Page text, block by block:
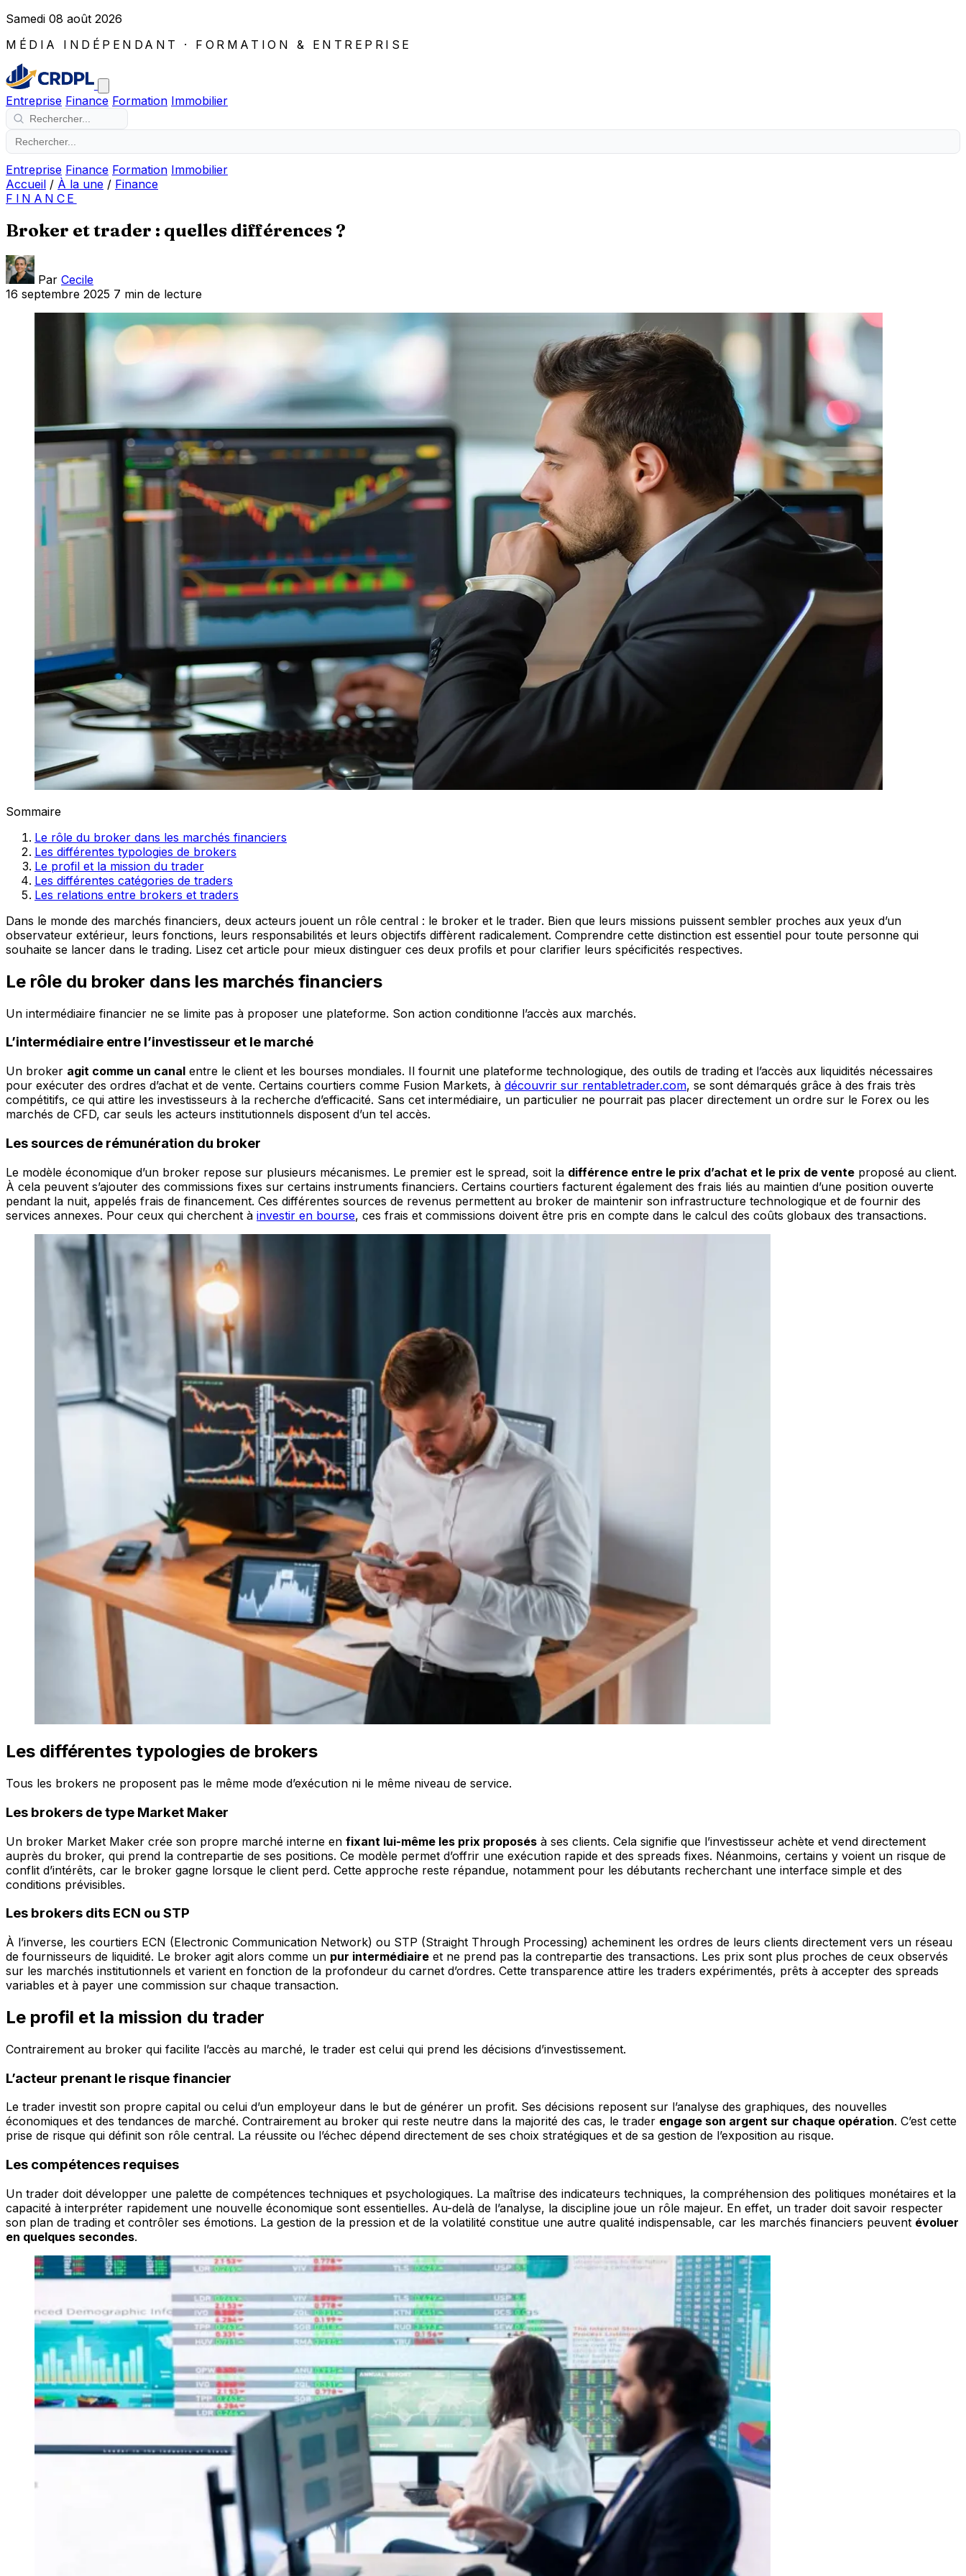
Samedi 08 août 2026
MÉDIA INDÉPENDANT · FORMATION & ENTREPRISE
Entreprise Finance Formation Immobilier
Entreprise Finance Formation Immobilier
Accueil / À la une / Finance
FINANCE
Broker et trader : quelles différences ?
Par Cecile
16 septembre 2025 7 min de lecture
Sommaire
Le rôle du broker dans les marchés financiers
Les différentes typologies de brokers
Le profil et la mission du trader
Les différentes catégories de traders
Les relations entre brokers et traders
Dans le monde des marchés financiers, deux acteurs jouent un rôle central : le broker et le trader. Bien que leurs missions puissent sembler proches aux yeux d’un
observateur extérieur, leurs fonctions, leurs responsabilités et leurs objectifs diffèrent radicalement. Comprendre cette distinction est essentiel pour toute personne qui
souhaite se lancer dans le trading. Lisez cet article pour mieux distinguer ces deux profils et pour clarifier leurs spécificités respectives.
Le rôle du broker dans les marchés financiers
Un intermédiaire financier ne se limite pas à proposer une plateforme. Son action conditionne l’accès aux marchés.
L’intermédiaire entre l’investisseur et le marché
Un broker agit comme un canal entre le client et les bourses mondiales. Il fournit une plateforme technologique, des outils de trading et l’accès aux liquidités nécessaires
pour exécuter des ordres d’achat et de vente. Certains courtiers comme Fusion Markets, à découvrir sur rentabletrader.com, se sont démarqués grâce à des frais très
compétitifs, ce qui attire les investisseurs à la recherche d’efficacité. Sans cet intermédiaire, un particulier ne pourrait pas placer directement un ordre sur le Forex ou les
marchés de CFD, car seuls les acteurs institutionnels disposent d’un tel accès.
Les sources de rémunération du broker
Le modèle économique d’un broker repose sur plusieurs mécanismes. Le premier est le spread, soit la différence entre le prix d’achat et le prix de vente proposé au client.
À cela peuvent s’ajouter des commissions fixes sur certains instruments financiers. Certains courtiers facturent également des frais liés au maintien d’une position ouverte
pendant la nuit, appelés frais de financement. Ces différentes sources de revenus permettent au broker de maintenir son infrastructure technologique et de fournir des
services annexes. Pour ceux qui cherchent à investir en bourse, ces frais et commissions doivent être pris en compte dans le calcul des coûts globaux des transactions.
Les différentes typologies de brokers
Tous les brokers ne proposent pas le même mode d’exécution ni le même niveau de service.
Les brokers de type Market Maker
Un broker Market Maker crée son propre marché interne en fixant lui-même les prix proposés à ses clients. Cela signifie que l’investisseur achète et vend directement
auprès du broker, qui prend la contrepartie de ses positions. Ce modèle permet d’offrir une exécution rapide et des spreads fixes. Néanmoins, certains y voient un risque de
conflit d’intérêts, car le broker gagne lorsque le client perd. Cette approche reste répandue, notamment pour les débutants recherchant une interface simple et des
conditions prévisibles.
Les brokers dits ECN ou STP
À l’inverse, les courtiers ECN (Electronic Communication Network) ou STP (Straight Through Processing) acheminent les ordres de leurs clients directement vers un réseau
de fournisseurs de liquidité. Le broker agit alors comme un pur intermédiaire et ne prend pas la contrepartie des transactions. Les prix sont plus proches de ceux observés
sur les marchés institutionnels et varient en fonction de la profondeur du carnet d’ordres. Cette transparence attire les traders expérimentés, prêts à accepter des spreads
variables et à payer une commission sur chaque transaction.
Le profil et la mission du trader
Contrairement au broker qui facilite l’accès au marché, le trader est celui qui prend les décisions d’investissement.
L’acteur prenant le risque financier
Le trader investit son propre capital ou celui d’un employeur dans le but de générer un profit. Ses décisions reposent sur l’analyse des graphiques, des nouvelles
économiques et des tendances de marché. Contrairement au broker qui reste neutre dans la majorité des cas, le trader engage son argent sur chaque opération. C’est cette
prise de risque qui définit son rôle central. La réussite ou l’échec dépend directement de ses choix stratégiques et de sa gestion de l’exposition au risque.
Les compétences requises
Un trader doit développer une palette de compétences techniques et psychologiques. La maîtrise des indicateurs techniques, la compréhension des politiques monétaires et la
capacité à interpréter rapidement une nouvelle économique sont essentielles. Au-delà de l’analyse, la discipline joue un rôle majeur. En effet, un trader doit savoir respecter
son plan de trading et contrôler ses émotions. La gestion de la pression et de la volatilité constitue une autre qualité indispensable, car les marchés financiers peuvent évoluer
en quelques secondes.